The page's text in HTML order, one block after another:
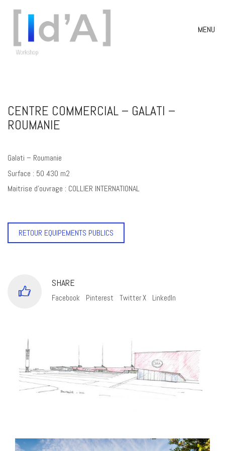
MENU
CENTRE COMMERCIAL – GALATI –
ROUMANIE
Galati – Roumanie
Surface : 50 430 m2
Maitrise d’ouvrage : COLLIER INTERNATIONAL
RETOUR EQUIPEMENTS PUBLICS
SHARE
Facebook Pinterest Twitter X LinkedIn